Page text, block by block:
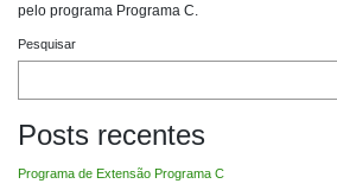
pelo programa Programa C.
Pesquisar
Posts recentes
Programa de Extensão Programa C